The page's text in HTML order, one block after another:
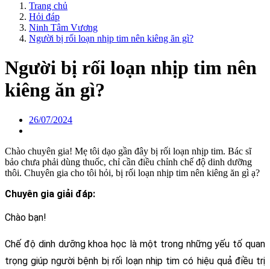
Trang chủ
Hỏi đáp
Ninh Tâm Vương
Người bị rối loạn nhịp tim nên kiêng ăn gì?
Người bị rối loạn nhịp tim nên
kiêng ăn gì?
26/07/2024
Chào chuyên gia! Mẹ tôi dạo gần đây bị rối loạn nhịp tim. Bác sĩ
bảo chưa phải dùng thuốc, chỉ cần điều chỉnh chế độ dinh dưỡng
thôi. Chuyên gia cho tôi hỏi, bị rối loạn nhịp tim nên kiêng ăn gì ạ?
Chuyên gia giải đáp:
Chào bạn!
Chế độ dinh dưỡng khoa học là một trong những yếu tố quan
trọng giúp người bệnh bị rối loạn nhịp tim có hiệu quả điều trị